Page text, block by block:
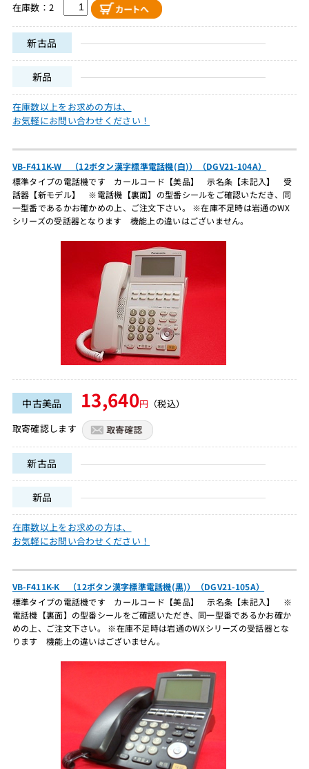
在庫数：2
新古品
新品
在庫数以上をお求めの方は、
お気軽にお問い合わせください！
VB-F411K-W （12ボタン漢字標準電話機(白)）（DGV21-104A）
標準タイプの電話機です カールコード【美品】 示名条【未記入】 受
話器【新モデル】 ※電話機【裏面】の型番シールをご確認いただき、同
一型番であるかお確かめの上、ご注文下さい。 ※在庫不足時は岩通のWX
シリーズの受話器となります 機能上の違いはございません。
中古美品 13,640円 （税込）
取寄確認します
新古品
新品
在庫数以上をお求めの方は、
お気軽にお問い合わせください！
VB-F411K-K （12ボタン漢字標準電話機(黒)）（DGV21-105A）
標準タイプの電話機です カールコード【美品】 示名条【未記入】 ※
電話機【裏面】の型番シールをご確認いただき、同一型番であるかお確か
めの上、ご注文下さい。 ※在庫不足時は岩通のWXシリーズの受話器とな
ります 機能上の違いはございません。